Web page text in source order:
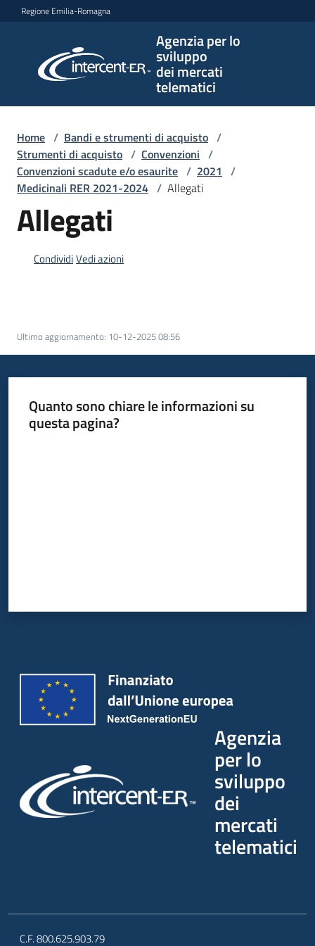
Vai al contenuto
Vai alla navigazione
Vai al footer
Regione Emilia-Romagna
Agenzia per lo
sviluppo
dei mercati
telematici
per lo
sviluppo
telematici
Bandi
Supporto
Piattaforme
Home / Bandi e strumenti di acquisto /
Strumenti di acquisto / Convenzioni /
Convenzioni scadute e/o esaurite / 2021 /
Medicinali RER 2021-2024 / Allegati
Allegati
CondividiVedi azioni
Ultimo aggiornamento: 10-12-2025 08:56
Quanto sono chiare le informazioni su
questa pagina?
Agenzia
per lo
sviluppo
dei
mercati
telematici
C.F. 800.625.903.79